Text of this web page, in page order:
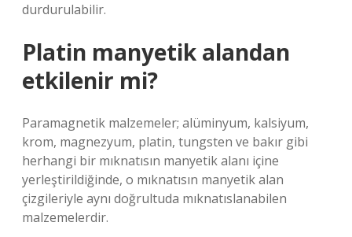
durdurulabilir.
Platin manyetik alandan
etkilenir mi?
Paramagnetik malzemeler; alüminyum, kalsiyum,
krom, magnezyum, platin, tungsten ve bakır gibi
herhangi bir mıknatısın manyetik alanı içine
yerleştirildiğinde, o mıknatısın manyetik alan
çizgileriyle aynı doğrultuda mıknatıslanabilen
malzemelerdir.